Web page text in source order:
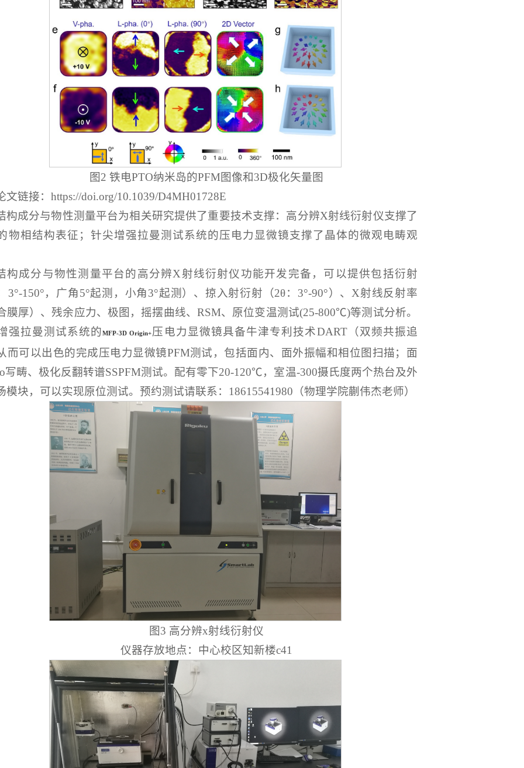
图2 铁电PTO纳米岛的PFM图像和3D极化矢量图
文链接：https://doi.org/10.1039/D4MH01728E
构成分与物性测量平台为相关研究提供了重要技术支撑：高分辨X射线衍射仪支撑了
物相结构表征；针尖增强拉曼测试系统的压电力显微镜支撑了晶体的微观电畴观
构成分与物性测量平台的高分辨X射线衍射仪功能开发完备，可以提供包括衍射
3°-150°，广角5°起测，小角3°起测）、掠入射衍射（2θ：3°-90°）、X射线反射率
膜厚）、残余应力、极图，摇摆曲线、RSM、原位变温测试(25-800℃)等测试分析。
强拉曼测试系统的MFP-3D Origin+压电力显微镜具备牛津专利技术DART（双频共振追
而可以出色的完成压电力显微镜PFM测试，包括面内、面外振幅和相位图扫描；面
写畴、极化反翻转谱SSPFM测试。配有零下20-120℃，室温-300摄氏度两个热台及外
模块，可以实现原位测试。预约测试请联系：18615541980（物理学院蒯伟杰老师）
图3 高分辨x射线衍射仪
仪器存放地点：中心校区知新楼c41